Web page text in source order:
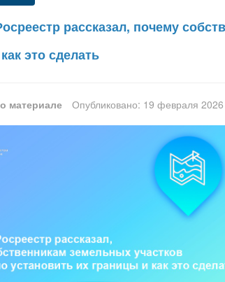
рассказал, почему
это сделать
материале
Опубликовано: 19 февраля 2026